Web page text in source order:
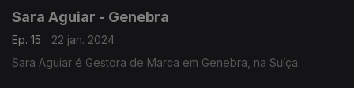
Sara Aguiar - Genebra
Ep. 15
22 jan. 2024
Sara Aguiar é Gestora de Marca em Genebra, na Suíça.